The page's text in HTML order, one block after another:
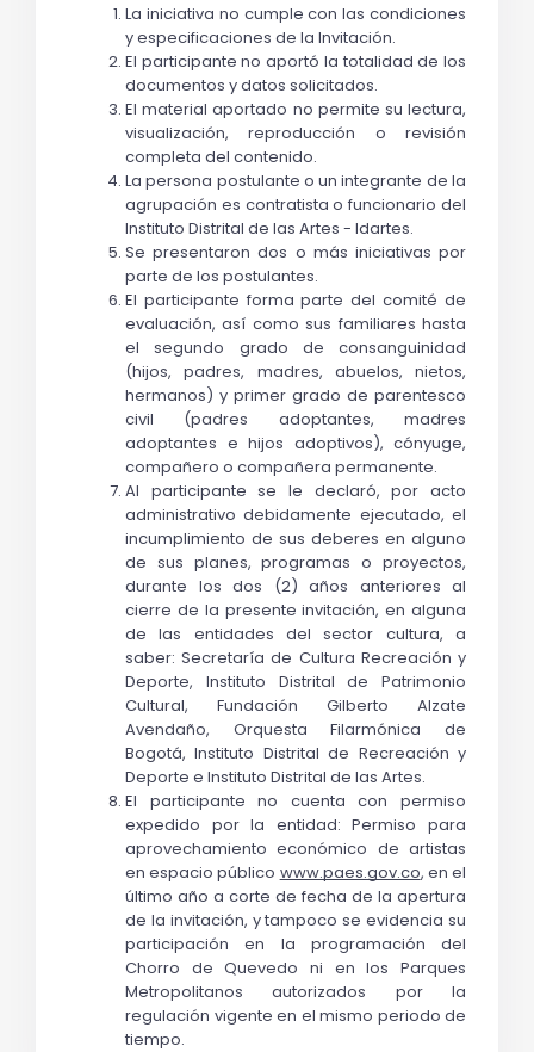
La iniciativa no cumple con las condiciones
y especificaciones de la Invitación.
El participante no aportó la totalidad de los
documentos y datos solicitados.
El material aportado no permite su lectura,
visualización, reproducción o revisión
completa del contenido.
La persona postulante o un integrante de la
agrupación es contratista o funcionario del
Instituto Distrital de las Artes - Idartes.
Se presentaron dos o más iniciativas por
parte de los postulantes.
El participante forma parte del comité de
evaluación, así como sus familiares hasta
el segundo grado de consanguinidad
(hijos, padres, madres, abuelos, nietos,
hermanos) y primer grado de parentesco
civil (padres adoptantes, madres
adoptantes e hijos adoptivos), cónyuge,
compañero o compañera permanente.
Al participante se le declaró, por acto
administrativo debidamente ejecutado, el
incumplimiento de sus deberes en alguno
de sus planes, programas o proyectos,
durante los dos (2) años anteriores al
cierre de la presente invitación, en alguna
de las entidades del sector cultura, a
saber: Secretaría de Cultura Recreación y
Deporte, Instituto Distrital de Patrimonio
Cultural, Fundación Gilberto Alzate
Avendaño, Orquesta Filarmónica de
Bogotá, Instituto Distrital de Recreación y
Deporte e Instituto Distrital de las Artes.
El participante no cuenta con permiso
expedido por la entidad: Permiso para
aprovechamiento económico de artistas
en espacio público www.paes.gov.co, en el
último año a corte de fecha de la apertura
de la invitación, y tampoco se evidencia su
participación en la programación del
Chorro de Quevedo ni en los Parques
Metropolitanos autorizados por la
regulación vigente en el mismo periodo de
tiempo.